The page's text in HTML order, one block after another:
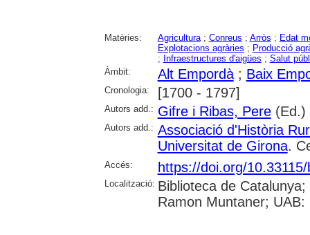
Matèries: Agricultura; Conreus ; Arròs ; Edat
Explotacions agràries ; Producció
; Infraestructures d'aigües ; Salut
Àmbit:
Alt Empordà; Baix
Cronologia: [1700 - 1797]
Autors add.: Gifre i Ribas, Pere(Ed.)
Autors add.: Associació d'Història
Universitat de Girona.
Accés: https://doi.org/
Localització: Biblioteca de
Ramon Muntaner; UAB: